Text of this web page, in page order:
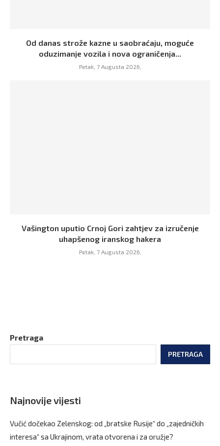
Od danas strože kazne u saobraćaju, moguće
oduzimanje vozila i nova ograničenja...
Petak, 7 Augusta 2026,
Vašington uputio Crnoj Gori zahtjev za izručenje
uhapšenog iranskog hakera
Petak, 7 Augusta 2026,
Pretraga
PRETRAGA
Najnovije vijesti
Vučić dočekao Zelenskog: od „bratske Rusije“ do „zajedničkih
interesa“ sa Ukrajinom, vrata otvorena i za oružje?